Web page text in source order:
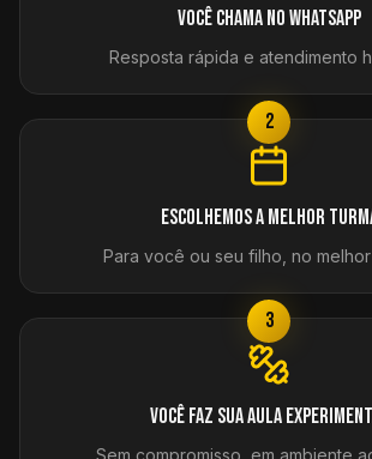
Você chama no WhatsApp
Resposta rápida e atendimento
2
Escolhemos a melhor
Para você ou seu filho, no
3
Você faz sua aula
Sem compromisso, em ambiente